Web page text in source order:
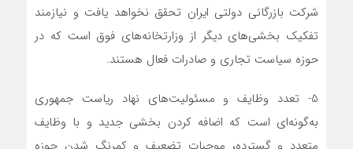
شرکت بازرگانی دولتی ایران تحقق نخواهد یافت و نیازمند
تفکیک بخشی‌های دیگر از وزارتخانه‌های فوق است که در
حوزه سیاست تجاری و صادرات فعال هستند.
5- تعدد وظایف و مسئولیت‌های نهاد ریاست جمهوری
به‌گونه‌ای است که اضافه کردن بخشی جدید و با وظایف